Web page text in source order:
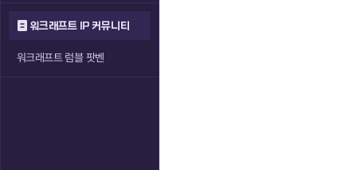
워크래프트 IP 커뮤니티
워크래프트 럼블 팟벤